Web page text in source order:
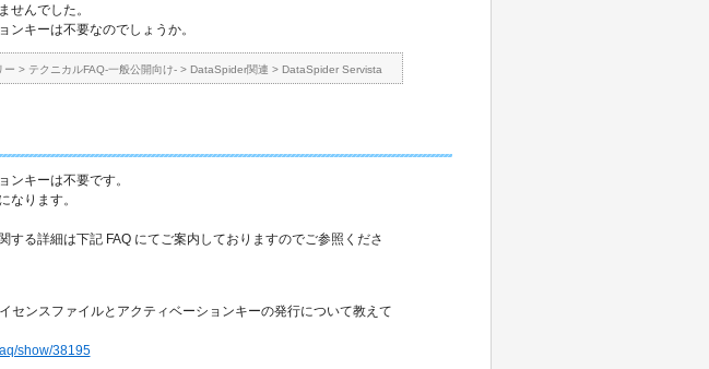
せんでした。
ンキーは不要なのでしょうか。
ー > テクニカルFAQ-一般公開向け-> DataSpider関連 > DataSpider Servista
ンキーは不要です。
なります。
する詳細は下記 FAQ にてご案内しておりますのでご参照くださ
センスファイルとアクティベーションキーの発行について教えて
show/38195